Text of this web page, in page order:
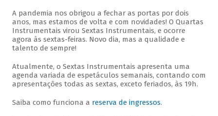
A pandemia nos obrigou a fechar as portas por dois
anos, mas estamos de volta e com novidades! O Quartas
Instrumentais virou Sextas Instrumentais, e ocorre
agora às sextas-feiras. Novo dia, mas a qualidade e
talento de sempre!
Atualmente, o Sextas Instrumentais apresenta uma
agenda variada de espetáculos semanais, contando com
apresentações todas as sextas, exceto feriados, às 19h.
Saiba como funciona a reserva de ingressos.